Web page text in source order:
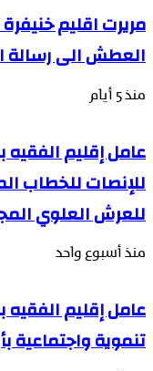
مريرت اقليم
العطش الى رسالة
منذ 5 أيام
عامل إقليم
للإنصات للخطاب
للعرش العلوي
منذ أسبوع واحد
عامل إقليم
تنموية واجتماعية